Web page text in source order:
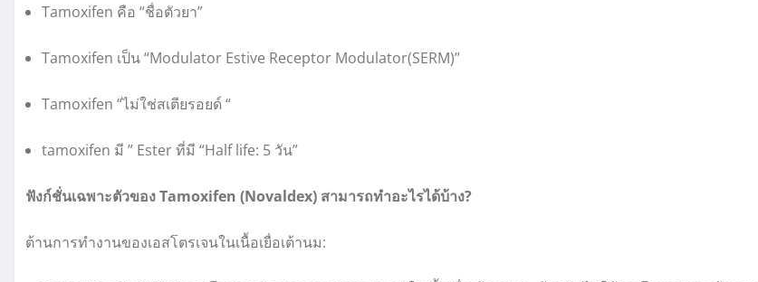
Tamoxifen คือ “ชื่อตัวยา”
Tamoxifen เป็น “Modulator Estive Receptor Modulator(SERM)”
Tamoxifen “ไม่ใช่สเตียรอยด์ “
tamoxifen มี ” Ester ที่มี “Half life: 5 วัน”
ฟังก์ชั่นเฉพาะตัวของ Tamoxifen (Novaldex) สามารถทำอะไรได้บ้าง?
ต้านการทำงานของเอสโตรเจนในเนื้อเยื่อเต้านม: